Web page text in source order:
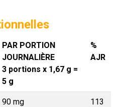
PAR PORTION
JOURNALIÈRE
3 portions x 1,67 g =
5 g
%
AJR
90 mg 113